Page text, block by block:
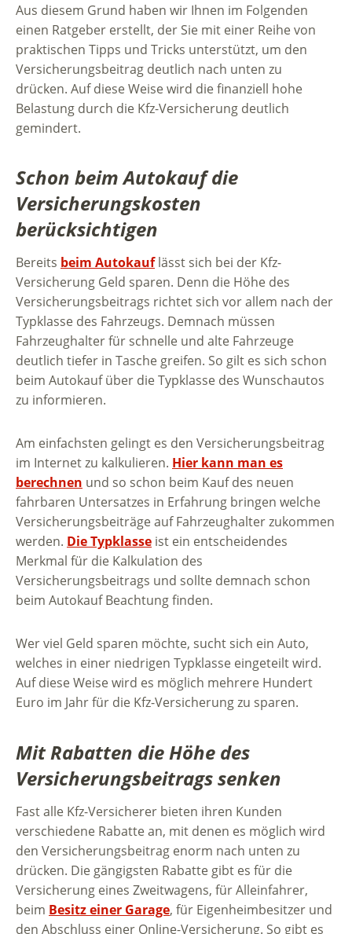
Aus diesem Grund haben wir Ihnen im Folgenden
einen Ratgeber erstellt, der Sie mit einer Reihe von
praktischen Tipps und Tricks unterstützt, um den
Versicherungsbeitrag deutlich nach unten zu
drücken. Auf diese Weise wird die finanziell hohe
Belastung durch die Kfz-Versicherung deutlich
gemindert.
Schon beim Autokauf die
Versicherungskosten
berücksichtigen
Bereits beim Autokauflässt sich bei der Kfz-
Versicherung Geld sparen. Denn die Höhe des
Versicherungsbeitrags richtet sich vor allem nach der
Typklasse des Fahrzeugs. Demnach müssen
Fahrzeughalter für schnelle und alte Fahrzeuge
deutlich tiefer in Tasche greifen. So gilt es sich schon
beim Autokauf über die Typklasse des Wunschautos
zu informieren.
Am einfachsten gelingt es den Versicherungsbeitrag
im Internet zu kalkulieren. Hier kann man es
berechnen und so schon beim Kauf des neuen
fahrbaren Untersatzes in Erfahrung bringen welche
Versicherungsbeiträge auf Fahrzeughalter zukommen
werden. Die Typklasse ist ein entscheidendes
Merkmal für die Kalkulation des
Versicherungsbeitrags und sollte demnach schon
beim Autokauf Beachtung finden.
Wer viel Geld sparen möchte, sucht sich ein Auto,
welches in einer niedrigen Typklasse eingeteilt wird.
Auf diese Weise wird es möglich mehrere Hundert
Euro im Jahr für die Kfz-Versicherung zu sparen.
Mit Rabatten die Höhe des
Versicherungsbeitrags senken
Fast alle Kfz-Versicherer bieten ihren Kunden
verschiedene Rabatte an, mit denen es möglich wird
den Versicherungsbeitrag enorm nach unten zu
drücken. Die gängigsten Rabatte gibt es für die
Versicherung eines Zweitwagens, für Alleinfahrer,
beim Besitz einer Garage, für Eigenheimbesitzer und
den Abschluss einer Online-Versicherung. So gibt es